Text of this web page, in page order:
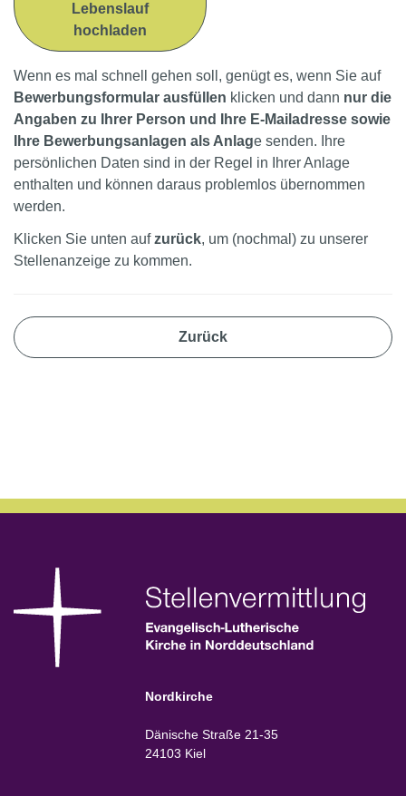
Lebenslauf
hochladen
Wenn es mal schnell gehen soll, genügt es, wenn Sie auf
Bewerbungsformular ausfüllen klicken und dann nur die
Angaben zu Ihrer Person und Ihre E-Mailadresse sowie
Ihre Bewerbungsanlagen als Anlage senden. Ihre
persönlichen Daten sind in der Regel in Ihrer Anlage
enthalten und können daraus problemlos übernommen
werden.
Klicken Sie unten aufzurück, um (nochmal) zu unserer
Stellenanzeige zu kommen.
Zurück
Nordkirche
Dänische Straße 21-35
24103 Kiel